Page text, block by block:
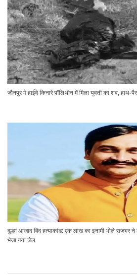
जौनपुर में हाईवे किनारे पॉलिथीन में मिला युवती का शव,
दूल्हा आजाद बिंद हत्याकांड: एक लाख का इनामी भोले राजभर
भेजा गया जेल